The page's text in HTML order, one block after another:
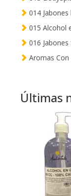
014
015 Alcohol
016 Jabones
Aromas Con
Últimas